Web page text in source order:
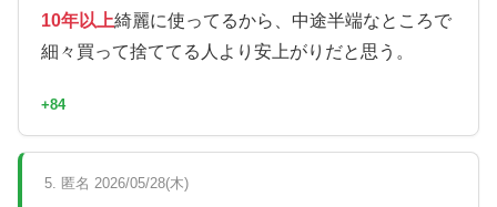
10年以上綺麗に使ってるから、中途半端なところで
細々買って捨ててる人より安上がりだと思う。
+84
5. 匿名 2026/05/28(木)